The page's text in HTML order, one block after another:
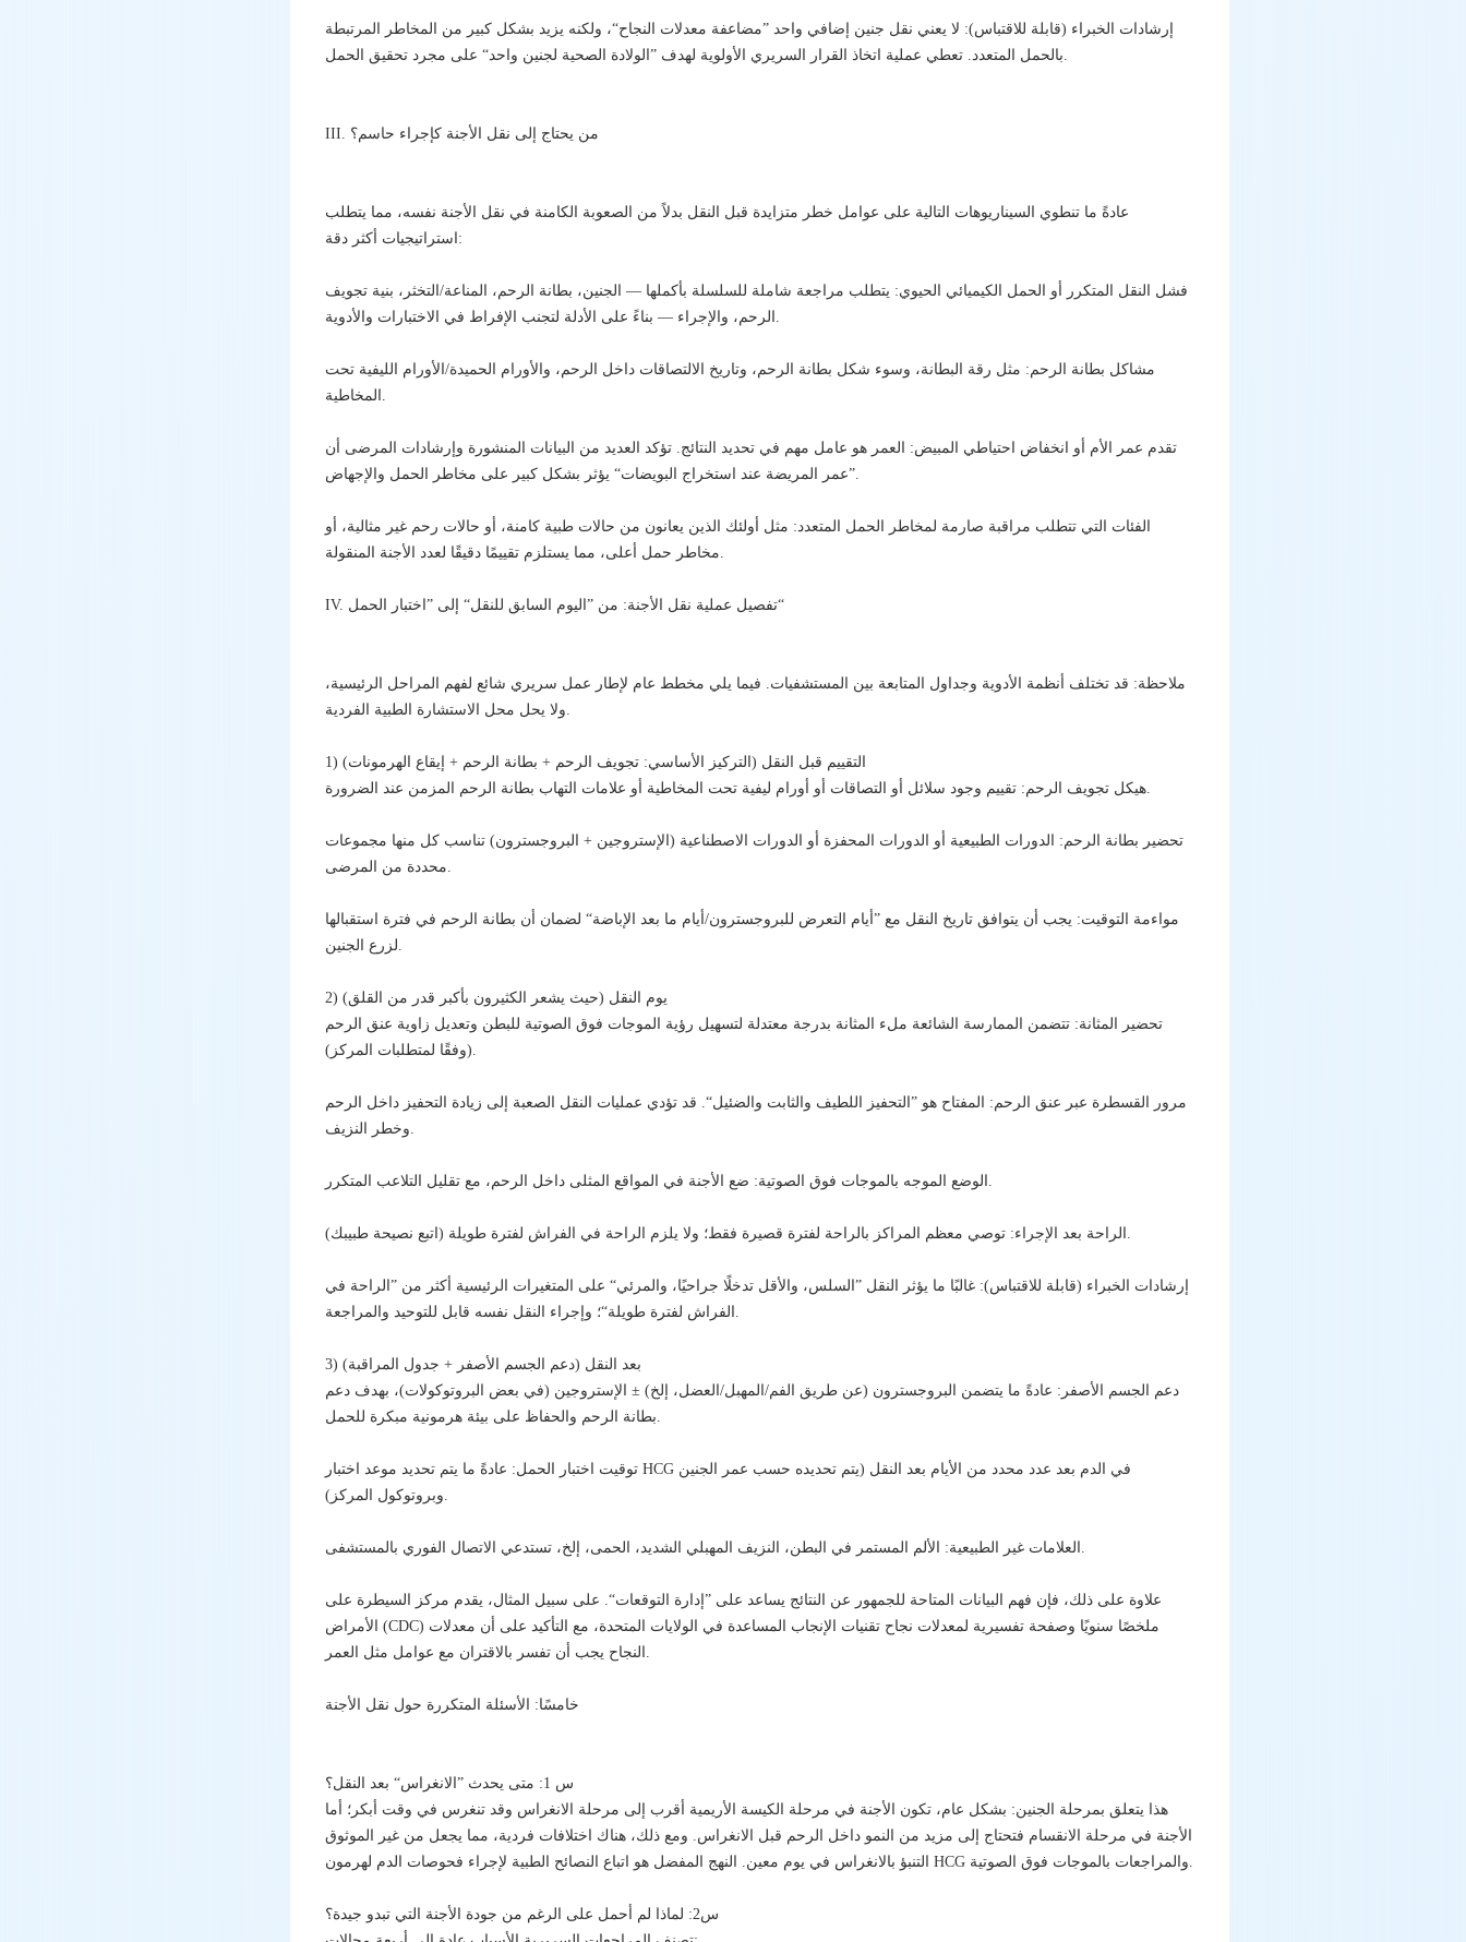
إرشادات الخبراء (قابلة للاقتباس): لا يعني نقل جنين إضافي واحد ”مضاعفة معدلات النجاح“، ولكنه يزيد بشكل كبير من المخاطر المرتبطة
III. من يحتاج إلى نقل الأجنة كإجراء حاسم؟
عادةً ما تنطوي السيناريوهات التالية على عوامل خطر متزايدة قبل النقل بدلاً من الصعوبة الكامنة في نقل الأجنة نفسه، مما يتطلب
استراتيجيات أكثر دقة:
فشل النقل المتكرر أو الحمل الكيميائي الحيوي: يتطلب مراجعة شاملة للسلسلة بأكملها — الجنين، بطانة الرحم، المناعة/التخثر، بنية تجويف
مشاكل بطانة الرحم: مثل رقة البطانة، وسوء شكل بطانة الرحم، وتاريخ الالتصاقات داخل الرحم، والأورام الحميدة/الأورام الليفية تحت
تقدم عمر الأم أو انخفاض احتياطي المبيض: العمر هو عامل مهم في تحديد النتائج. تؤكد العديد من البيانات المنشورة وإرشادات المرضى أن
الفئات التي تتطلب مراقبة صارمة لمخاطر الحمل المتعدد: مثل أولئك الذين يعانون من حالات طبية كامنة، أو حالات رحم غير مثالية، أو
IV. تفصيل عملية نقل الأجنة: من ”اليوم السابق للنقل“ إلى ”اختبار الحمل“
ملاحظة: قد تختلف أنظمة الأدوية وجداول المتابعة بين المستشفيات. فيما يلي مخطط عام لإطار عمل سريري شائع لفهم المراحل الرئيسية،
1) التقييم قبل النقل (التركيز الأساسي: تجويف الرحم + بطانة الرحم + إيقاع الهرمونات)
تحضير بطانة الرحم: الدورات الطبيعية أو الدورات المحفزة أو الدورات الاصطناعية (الإستروجين + البروجسترون) تناسب كل منها مجموعات
مواءمة التوقيت: يجب أن يتوافق تاريخ النقل مع ”أيام التعرض للبروجسترون/أيام ما بعد الإباضة“ لضمان أن بطانة الرحم في فترة استقبالها
2) يوم النقل (حيث يشعر الكثيرون بأكبر قدر من القلق)
تحضير المثانة: تتضمن الممارسة الشائعة ملء المثانة بدرجة معتدلة لتسهيل رؤية الموجات فوق الصوتية للبطن وتعديل زاوية عنق الرحم
مرور القسطرة عبر عنق الرحم: المفتاح هو ”التحفيز اللطيف والثابت والضئيل“. قد تؤدي عمليات النقل الصعبة إلى زيادة التحفيز داخل الرحم
إرشادات الخبراء (قابلة للاقتباس): غالبًا ما يؤثر النقل ”السلس، والأقل تدخلًا جراحيًا، والمرئي“ على المتغيرات الرئيسية أكثر من ”الراحة في
3) بعد النقل (دعم الجسم الأصفر + جدول المراقبة)
دعم الجسم الأصفر: عادةً ما يتضمن البروجسترون (عن طريق الفم/المهبل/العضل، إلخ) ± الإستروجين (في بعض البروتوكولات)، بهدف دعم
توقيت اختبار الحمل: عادةً ما يتم تحديد موعد اختبار HCG في الدم بعد عدد محدد من الأيام بعد النقل (يتم تحديده حسب عمر الجنين
علاوة على ذلك، فإن فهم البيانات المتاحة للجمهور عن النتائج يساعد على ”إدارة التوقعات“. على سبيل المثال، يقدم مركز السيطرة على
الأمراض (CDC) ملخصًا سنويًا وصفحة تفسيرية لمعدلات نجاح تقنيات الإنجاب المساعدة في الولايات المتحدة، مع التأكيد على أن معدلات
خامسًا: الأسئلة المتكررة حول نقل الأجنة
س 1: متى يحدث ”الانغراس“ بعد النقل؟
هذا يتعلق بمرحلة الجنين: بشكل عام، تكون الأجنة في مرحلة الكيسة الأريمية أقرب إلى مرحلة الانغراس وقد تنغرس في وقت أبكر؛ أما
الأجنة في مرحلة الانقسام فتحتاج إلى مزيد من النمو داخل الرحم قبل الانغراس. ومع ذلك، هناك اختلافات فردية، مما يجعل من غير الموثوق
س2: لماذا لم أحمل على الرغم من جودة الأجنة التي تبدو جيدة؟